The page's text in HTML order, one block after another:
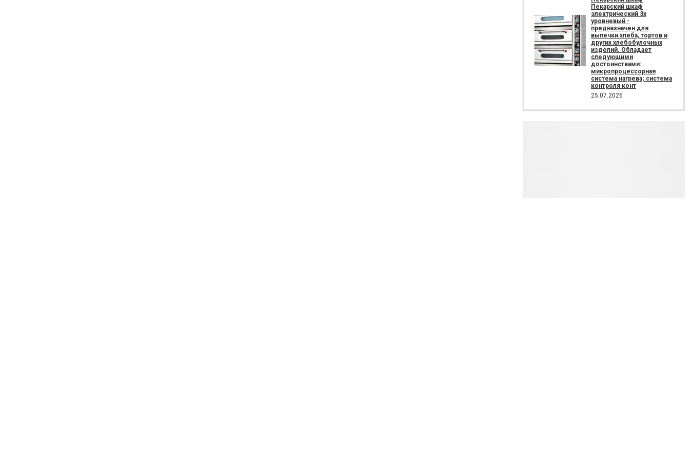
Пекарский шкаф
электрический 3х
уровневый -
предназначен для
выпечки хлеба, тортов и
других хлебобулочных
изделий. Обладает
следующими
достоинствами:
микропроцессорная
система нагрева; система
контроля конт
25.07.2026